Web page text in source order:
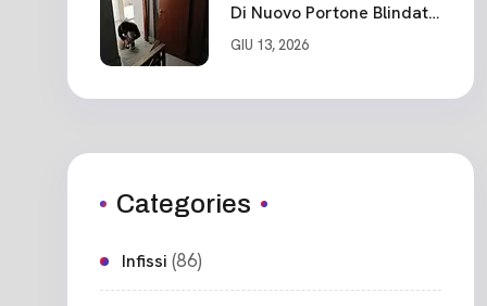
Di Nuovo Portone Blindato
Ceparana
GIU 13, 2026
Categories
Infissi (86)